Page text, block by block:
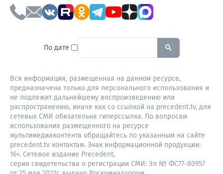
По дате To search this site, enter a
Вся информация, размещенная на данном ресурсе,
предназначена только для персонального использования и
не подлежит дальнейшему воспроизведению или
распространению, иначе как со ссылкой на precedent.tv, для
сетевых СМИ обязательна гиперссылка. По вопросам
использования размещенного на ресурсе
мультимедиаконтента обращайтесь по указанным на сайте
precedent.tv контактам. Знак информационной продукции:
16+. Сетевое издание Precedent,
серия свидетельства о регистрации СМИ: Эл № ФС77-80957